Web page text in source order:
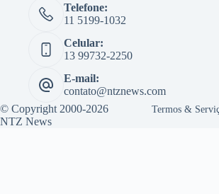
Telefone:
11 5199-1032
Celular:
13 99732-2250
E-mail:
contato@ntznews.com
© Copyright 2000-2026
NTZ News
Termos &